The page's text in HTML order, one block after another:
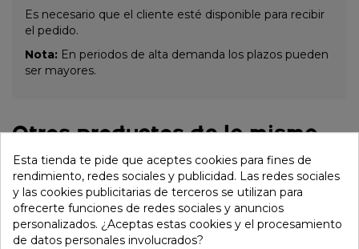
Es necesario que el cliente esté disponible para recibir
el pedido.
Nota: En periodos de alta demanda los plazos pueden
ser mayores.
Otros productos de la misma
categoría:
Esta tienda te pide que aceptes cookies para fines de
rendimiento, redes sociales y publicidad. Las redes sociales
y las cookies publicitarias de terceros se utilizan para
ofrecerte funciones de redes sociales y anuncios
personalizados. ¿Aceptas estas cookies y el procesamiento
de datos personales involucrados?